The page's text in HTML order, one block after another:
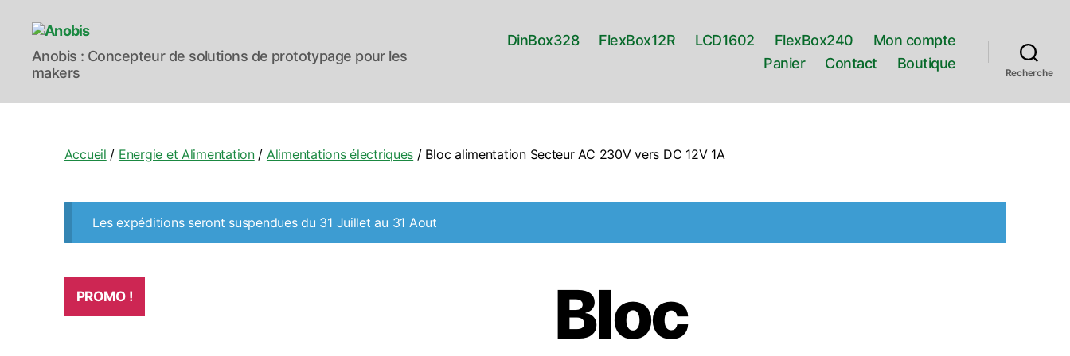
Anobis
Anobis : Concepteur de solutions de prototypage pour les
makers
DinBox328 FlexBox12R LCD1602 FlexBox240
Mon compte
Panier
Contact Boutique
Recherche
Accueil / Energie et Alimentation/ Alimentations électriques / Bloc alimentation Secteur AC 230V vers DC 12V 1A
Les expéditions seront suspendues du 31 Juillet au 31 Aout
PROMO !
Bloc